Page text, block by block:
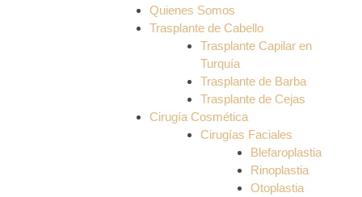
Quienes Somos
Trasplante de Cabello
Trasplante Capilar en
Turquía
Trasplante de Barba
Trasplante de Cejas
Cirugía Cosmética
Cirugías Faciales
Blefaroplastia
Rinoplastia
Otoplastia